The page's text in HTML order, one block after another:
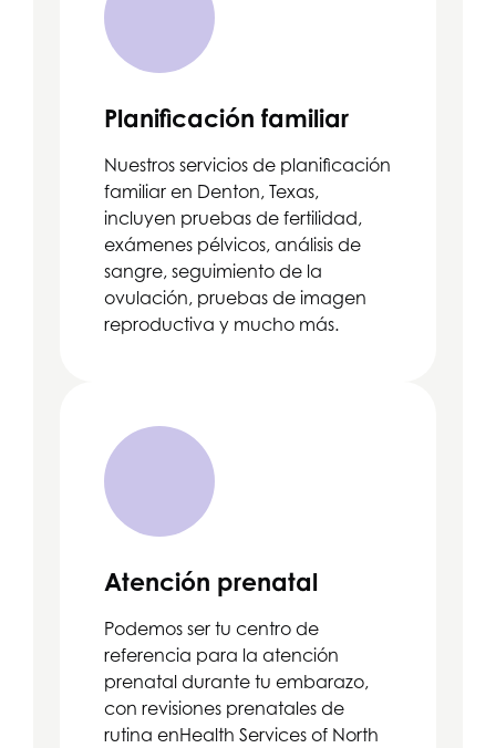
Planificación familiar
Nuestros servicios de planificación
familiar en Denton, Texas,
incluyen pruebas de fertilidad,
exámenes pélvicos, análisis de
sangre, seguimiento de la
ovulación, pruebas de imagen
reproductiva y mucho más.
Atención prenatal
Podemos ser tu centro de
referencia para la atención
prenatal durante tu embarazo,
con revisiones prenatales de
rutina enHealth Services of North